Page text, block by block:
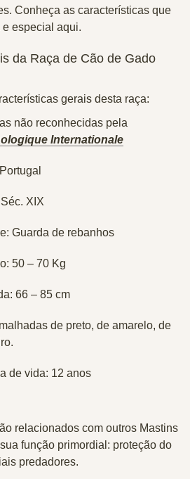
Conheça as características que
especial aqui.
da Raça de Cão de Gado
gerais desta raça:
não reconhecidas pela
Internationale
Portugal
Séc. XIX
Guarda de rebanhos
50 – 70 Kg
66 – 85 cm
de preto, de amarelo, de
de vida: 12 anos
relacionados com outros Mastins
função primordial: proteção do
predadores.